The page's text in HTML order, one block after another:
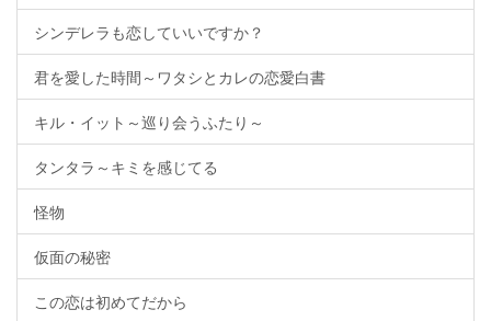
シンデレラも恋していいですか？
君を愛した時間～ワタシとカレの恋愛白書
キル・イット～巡り会うふたり～
タンタラ～キミを感じてる
怪物
仮面の秘密
この恋は初めてだから